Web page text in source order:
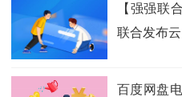
【强强联
联合发布
百度网盘